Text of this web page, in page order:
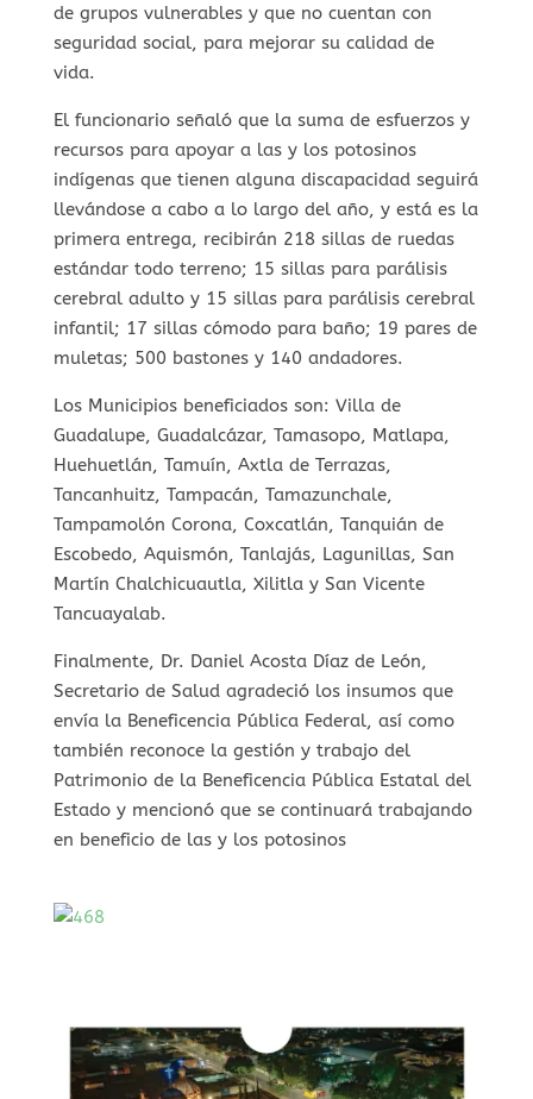
de grupos vulnerables y que no cuentan con
seguridad social, para mejorar su calidad de
vida.
El funcionario señaló que la suma de esfuerzos y
recursos para apoyar a las y los potosinos
indígenas que tienen alguna discapacidad seguirá
llevándose a cabo a lo largo del año, y está es la
primera entrega, recibirán 218 sillas de ruedas
estándar todo terreno; 15 sillas para parálisis
cerebral adulto y 15 sillas para parálisis cerebral
infantil; 17 sillas cómodo para baño; 19 pares de
muletas; 500 bastones y 140 andadores.
Los Municipios beneficiados son: Villa de
Guadalupe, Guadalcázar, Tamasopo, Matlapa,
Huehuetlán, Tamuín, Axtla de Terrazas,
Tancanhuitz, Tampacán, Tamazunchale,
Tampamolón Corona, Coxcatlán, Tanquián de
Escobedo, Aquismón, Tanlajás, Lagunillas, San
Martín Chalchicuautla, Xilitla y San Vicente
Tancuayalab.
Finalmente, Dr. Daniel Acosta Díaz de León,
Secretario de Salud agradeció los insumos que
envía la Beneficencia Pública Federal, así como
también reconoce la gestión y trabajo del
Patrimonio de la Beneficencia Pública Estatal del
Estado y mencionó que se continuará trabajando
en beneficio de las y los potosinos